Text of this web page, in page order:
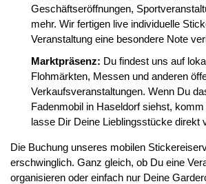
Geschäftseröffnungen,
mehr. Wir fertigen live individuelle
Veranstaltung eine besondere Note
Marktpräsenz: Du findest uns auf
Flohmärkten, Messen und anderen
Verkaufsveranstaltungen. Wenn Du
Fadenmobil in Haseldorf siehst,
lasse Dir Deine Lieblingsstücke direkt
Die Buchung unseres mobilen
erschwinglich. Ganz gleich, ob Du eine
organisieren oder einfach nur Deine